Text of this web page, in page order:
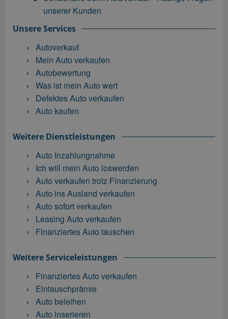
unserer Kunden
Unsere Services
Autoverkauf
Mein Auto verkaufen
Autobewertung
Was ist mein Auto wert
Defektes Auto verkaufen
Auto kaufen
Weitere Dienstleistungen
Auto Inzahlungnahme
Ich will mein Auto loswerden
Auto verkaufen trotz Finanzierung
Auto ins Ausland verkaufen
Auto sofort verkaufen
Leasing Auto verkaufen
Finanziertes Auto tauschen
Weitere Serviceleistungen
Finanziertes Auto verkaufen
Eintauschprämie
Auto beleihen
Auto inserieren